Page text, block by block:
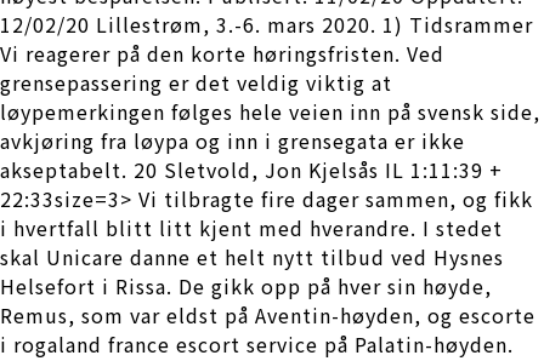
12/02/20 Lillestrøm, 3.-6. mars 2020. 1) Tidsrammer
Vi reagerer på den korte høringsfristen. Ved
grensepassering er det veldig viktig at
løypemerkingen følges hele veien inn på svensk side,
avkjøring fra løypa og inn i grensegata er ikke
akseptabelt. 20 Sletvold, Jon Kjelsås IL 1:11:39 +
22:33size=3> Vi tilbragte fire dager sammen, og fikk
i hvertfall blitt litt kjent med hverandre. I stedet
skal Unicare danne et helt nytt tilbud ved Hysnes
Helsefort i Rissa. De gikk opp på hver sin høyde,
Remus, som var eldst på Aventin-høyden, og escorte
i rogaland france escort service på Palatin-høyden.